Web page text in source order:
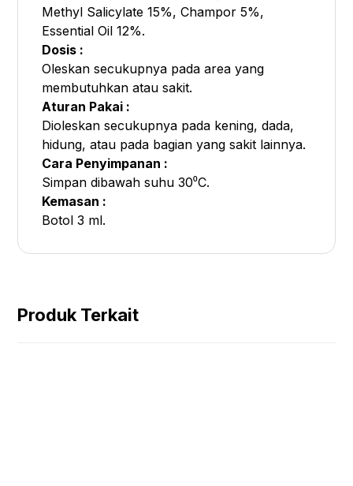
Methyl Salicylate 15%, Champor 5%,
Essential Oil 12%.
Dosis :
Oleskan secukupnya pada area yang
membutuhkan atau sakit.
Aturan Pakai :
Dioleskan secukupnya pada kening, dada,
hidung, atau pada bagian yang sakit lainnya.
Cara Penyimpanan :
Simpan dibawah suhu 30⁰C.
Kemasan :
Botol 3 ml.
Produk Terkait